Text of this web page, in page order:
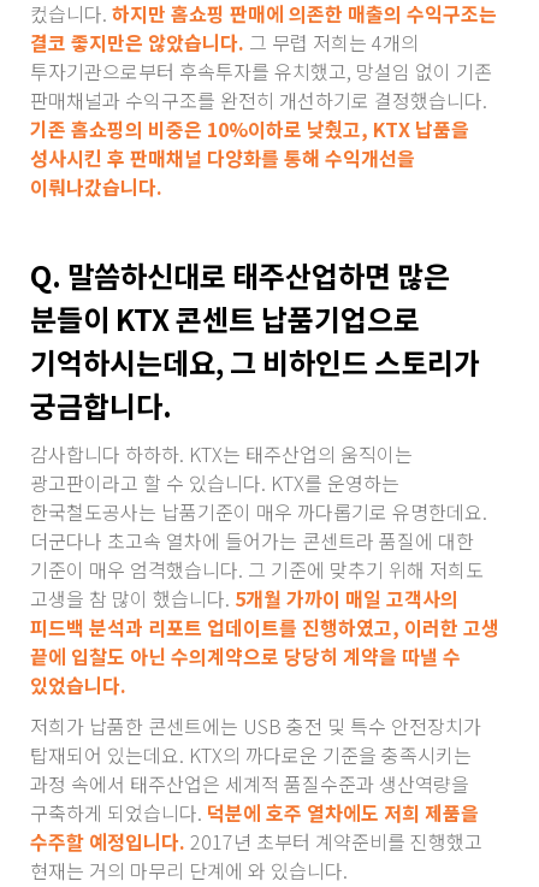
컸습니다. 하지만 홈쇼핑 판매에 의존한 매출의 수익구조는
결코 좋지만은 않았습니다. 그 무렵 저희는 4개의
투자기관으로부터 후속투자를 유치했고, 망설임 없이 기존
판매채널과 수익구조를 완전히 개선하기로 결정했습니다.
기존 홈쇼핑의 비중은 10%이하로 낮췄고, KTX 납품을
성사시킨 후 판매채널 다양화를 통해 수익개선을
이뤄나갔습니다.
Q. 말씀하신대로 태주산업하면 많은
분들이 KTX 콘센트 납품기업으로
기억하시는데요, 그 비하인드 스토리가
궁금합니다.
감사합니다 하하하. KTX는 태주산업의 움직이는
광고판이라고 할 수 있습니다. KTX를 운영하는
한국철도공사는 납품기준이 매우 까다롭기로 유명한데요.
더군다나 초고속 열차에 들어가는 콘센트라 품질에 대한
기준이 매우 엄격했습니다. 그 기준에 맞추기 위해 저희도
고생을 참 많이 했습니다. 5개월 가까이 매일 고객사의
피드백 분석과 리포트 업데이트를 진행하였고, 이러한 고생
끝에 입찰도 아닌 수의계약으로 당당히 계약을 따낼 수
있었습니다.
저희가 납품한 콘센트에는 USB 충전 및 특수 안전장치가
탑재되어 있는데요. KTX의 까다로운 기준을 충족시키는
과정 속에서 태주산업은 세계적 품질수준과 생산역량을
구축하게 되었습니다. 덕분에 호주 열차에도 저희 제품을
수주할 예정입니다. 2017년 초부터 계약준비를 진행했고
현재는 거의 마무리 단계에 와 있습니다.